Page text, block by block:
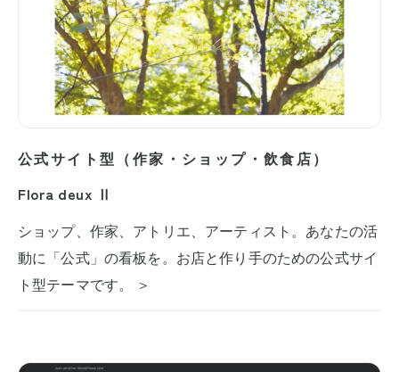
公式サイト型（作家・ショップ・飲食店）
Flora deux Ⅱ
ショップ、作家、アトリエ、アーティスト。あなたの活
動に「公式」の看板を。お店と作り手のための公式サイ
ト型テーマです。 ＞